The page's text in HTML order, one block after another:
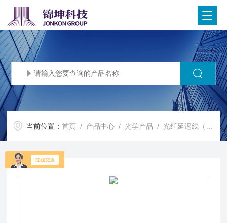
当前位置：首页 / 产品中心 /光学产品 /光纤延迟线（Optical Delay Line）